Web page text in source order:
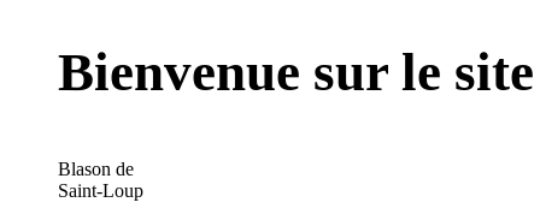
Bienvenue sur le
Blason de
Saint-Loup